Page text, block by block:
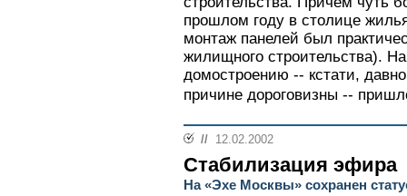
прошлом году в столице
монтаж панелей был
жилищного строительства).
домостроению -- кстати,
причине дороговизны --
// 12.02.2002
Стабилизация эфира
На «Эхе Москвы» сохранен